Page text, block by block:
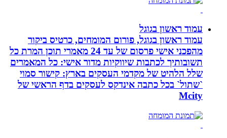
עמוד ראשון בגוגל
עמוד ראשון בגוגל, פורום המומחים, כרטיס ביקור
מהפכני אישי פרסום של עד 24 מאמרי תוכן המרת כל
תשובותיך לכתבות שיווקיות מדור אישי: כל המאמרים
שלל הלהיט של מקדמי העסקים בארץ: קישור סמוי
`שתול` בכל כתבה אינדקס לעסקים בדף הראשי של
Mcity